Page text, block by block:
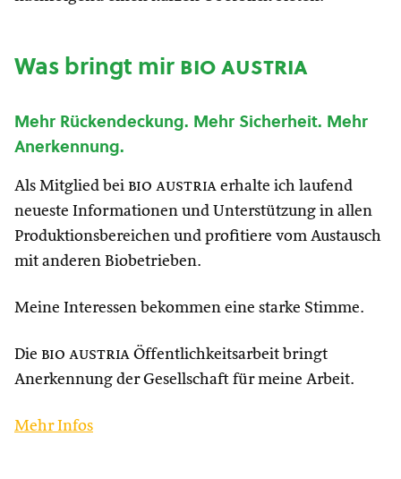
Was bringt mirbio austria
Mehr Rückendeckung. Mehr Sicherheit. Mehr
Anerkennung.
Als Mitglied bei bio austria erhalte ich laufend
neueste Informationen und Unterstützung in allen
Produktionsbereichen und profitiere vom Austausch
mit anderen Biobetrieben.
Meine Interessen bekommen eine starke Stimme.
Die bio austria Öffentlichkeitsarbeit bringt
Anerkennung der Gesellschaft für meine Arbeit.
Mehr Infos